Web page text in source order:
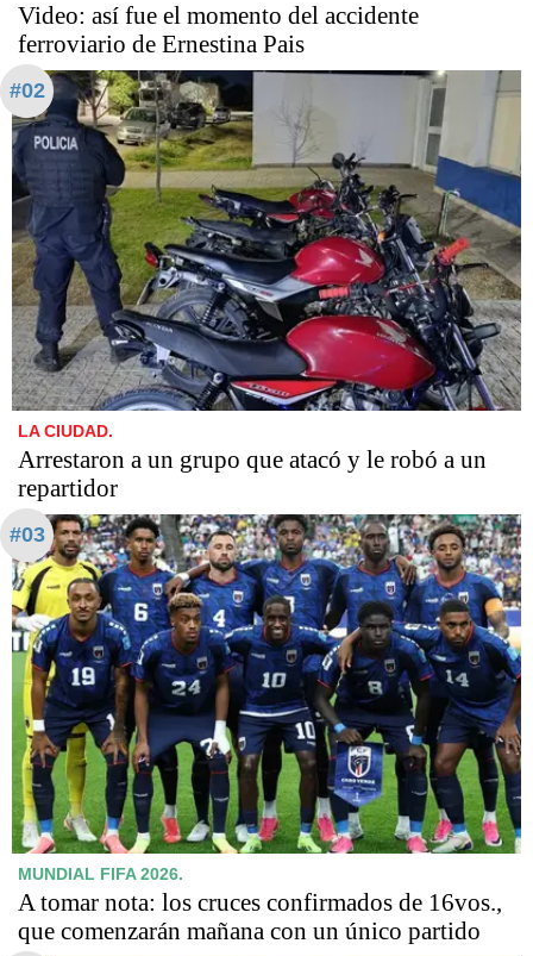
Video: así fue el momento del accidente
ferroviario de Ernestina Pais
#02
LA CIUDAD.
Arrestaron a un grupo que atacó y le robó a un
repartidor
#03
MUNDIAL FIFA 2026.
A tomar nota: los cruces confirmados de 16vos.,
que comenzarán mañana con un único partido